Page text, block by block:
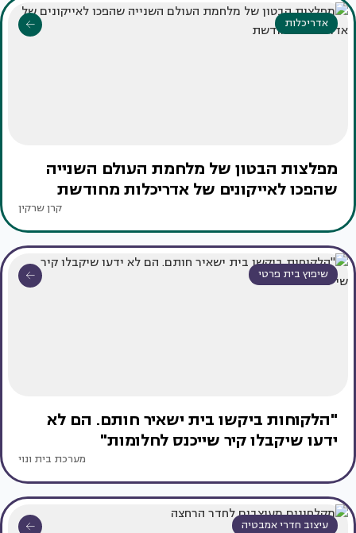
אדריכלות
מפלצות הבטון של מלחמת העולם השנייה
שהפכו לאייקונים של אדריכלות מחודשת
קרן שרקין
שיפוץ בית פרטי
"הלקוחות ביקשו בית ישאיר חותם. הם לא
ידעו שיקבלו קיר שייכנס לחלומות"
מערכת בית ונוי
עיצוב חדרי אמבטיה